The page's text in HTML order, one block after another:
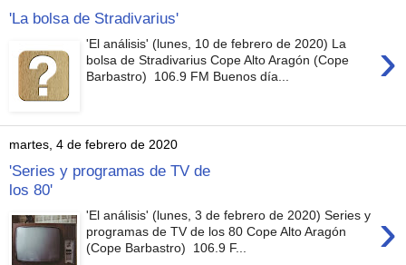
'La bolsa de Stradivarius'
›
'El análisis' (lunes, 10 de febrero de 2020) La
bolsa de Stradivarius Cope Alto Aragón (Cope
Barbastro) 106.9 FM Buenos día...
martes, 4 de febrero de 2020
'Series y programas de TV de
los 80'
›
'El análisis' (lunes, 3 de febrero de 2020) Series y
programas de TV de los 80 Cope Alto Aragón
(Cope Barbastro) 106.9 F...